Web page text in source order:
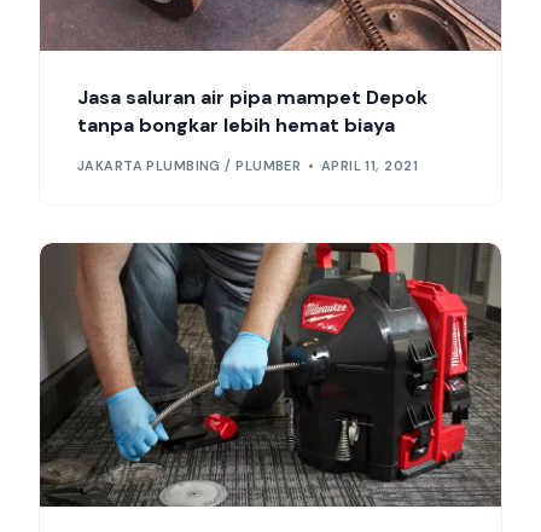
Jasa saluran air pipa mampet Depok
tanpa bongkar lebih hemat biaya
JAKARTA PLUMBING / PLUMBER APRIL 11, 2021